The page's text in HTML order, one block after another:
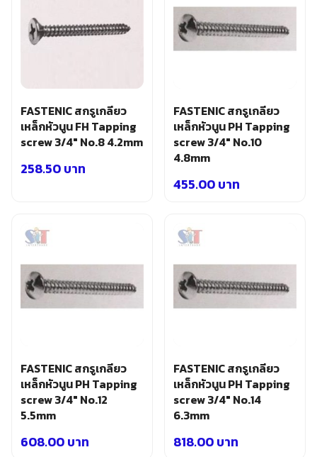
FASTENIC สกรูเกลียว
เหล็กหัวนูน FH Tapping
screw 3/4″ No.8 4.2mm
258.50บาท
FASTENIC สกรูเกลียว
เหล็กหัวนูน PH Tapping
screw 3/4″ No.10
4.8mm
455.00บาท
FASTENIC สกรูเกลียว
เหล็กหัวนูน PH Tapping
screw 3/4″ No.12
5.5mm
608.00บาท
FASTENIC สกรูเกลียว
เหล็กหัวนูน PH Tapping
screw 3/4″ No.14
6.3mm
818.00บาท